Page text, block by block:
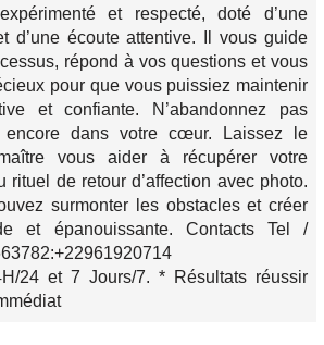
et respecté, doté d’une
d’une écoute attentive. Il vous guide
répond à vos questions et vous
pour que vous puissiez maintenir
et confiante. N’abandonnez pas
encore dans votre cœur. Laissez le
vous aider à récupérer votre
rituel de retour d’affection avec photo.
surmonter les obstacles et créer
et épanouissante. Contacts Tel /
24 et 7 Jours/7. * Résultats réussir